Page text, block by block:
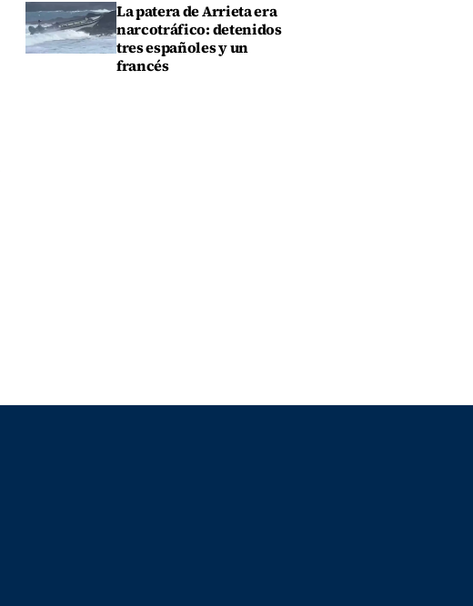
La patera de Arrieta era
narcotráfico: detenidos
tres españoles y un
francés